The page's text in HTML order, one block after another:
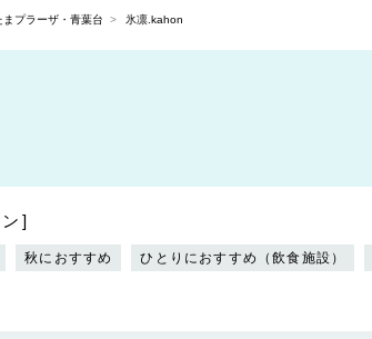
まプラーザ・青葉台 氷凛.kahon
秋におすすめ ひとりにおすすめ（飲食施設）